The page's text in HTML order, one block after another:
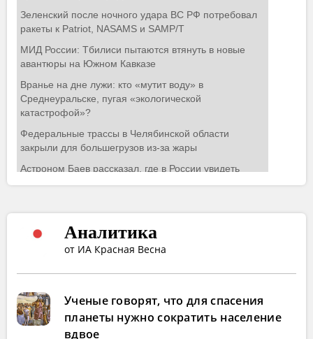
Аналитика
от ИА Красная Весна
Ученые говорят, что для спасения
планеты нужно сократить население
вдвое